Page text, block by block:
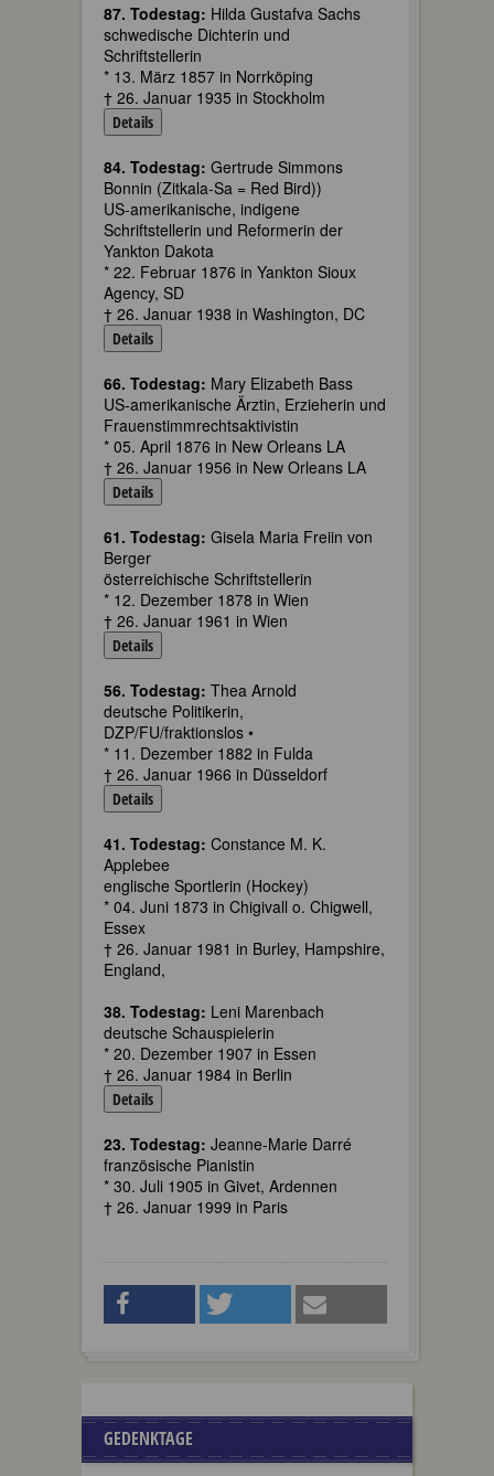
87. Todestag: Hilda Gustafva Sachs
schwedische Dichterin und
Schriftstellerin
* 13. März 1857 in Norrköping
† 26. Januar 1935 in Stockholm
Details
84. Todestag: Gertrude Simmons
Bonnin (Zitkala-Sa = Red Bird))
US-amerikanische, indigene
Schriftstellerin und Reformerin der
Yankton Dakota
* 22. Februar 1876 in Yankton Sioux
Agency, SD
† 26. Januar 1938 in Washington, DC
Details
66. Todestag: Mary Elizabeth Bass
US-amerikanische Ärztin, Erzieherin und
Frauenstimmrechtsaktivistin
* 05. April 1876 in New Orleans LA
† 26. Januar 1956 in New Orleans LA
Details
61. Todestag: Gisela Maria Freiin von
Berger
österreichische Schriftstellerin
* 12. Dezember 1878 in Wien
† 26. Januar 1961 in Wien
Details
56. Todestag: Thea Arnold
deutsche Politikerin,
DZP/FU/fraktionslos •
* 11. Dezember 1882 in Fulda
† 26. Januar 1966 in Düsseldorf
Details
41. Todestag: Constance M. K.
Applebee
englische Sportlerin (Hockey)
* 04. Juni 1873 in Chigivall o. Chigwell,
Essex
† 26. Januar 1981 in Burley, Hampshire,
England,
38. Todestag: Leni Marenbach
deutsche Schauspielerin
* 20. Dezember 1907 in Essen
† 26. Januar 1984 in Berlin
Details
23. Todestag: Jeanne-Marie Darré
französische Pianistin
* 30. Juli 1905 in Givet, Ardennen
† 26. Januar 1999 in Paris
GEDENKTAGE